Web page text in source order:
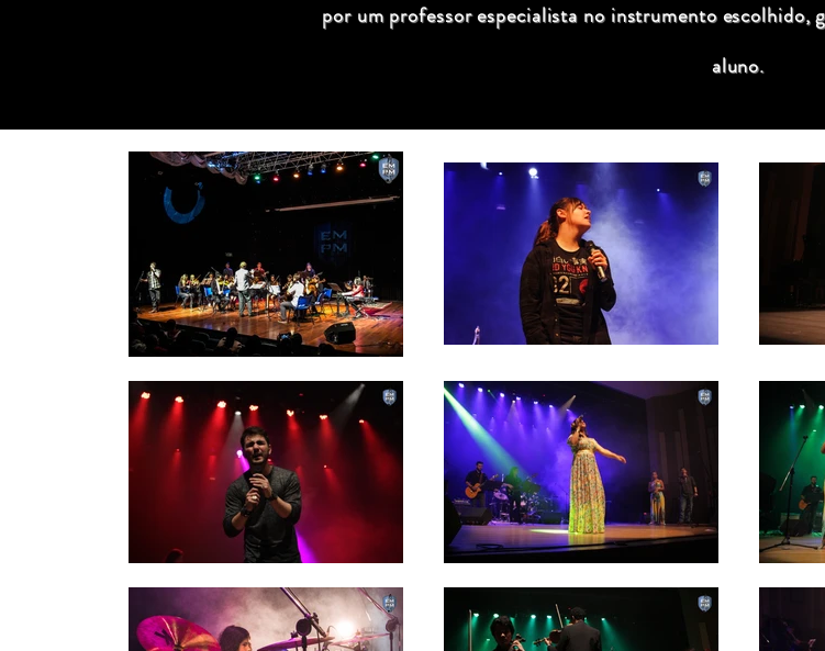
por um professor especialista no instrumento escolhido,
aluno.